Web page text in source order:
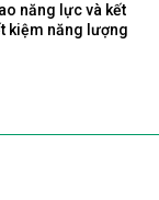
năng lực và kết
kiệm năng lượng